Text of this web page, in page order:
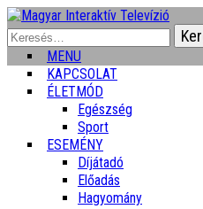
Keresés:
MENU
KAPCSOLAT
ÉLETMÓD
Egészség
Sport
ESEMÉNY
Díjátadó
Előadás
Hagyomány